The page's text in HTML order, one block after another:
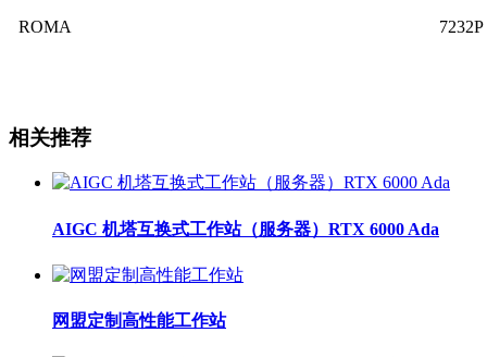
ROMA 7232P
相关推荐
AIGC 机塔互换式工作站（服务器）RTX 6000 Ada
网盟定制高性能工作站